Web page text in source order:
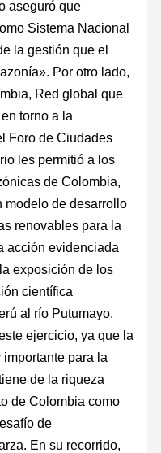
aseguró que
Sistema Nacional
la gestión que el
Por otro lado,
Red global que
torno a la
Foro de Ciudades
les permitió a los
de Colombia,
modelo de desarrollo
renovables para la
acción evidenciada
exposición de los
científica
al río Putumayo.
ejercicio, ya que la
para la
de la riqueza
de Colombia como
de
En su recorrido,